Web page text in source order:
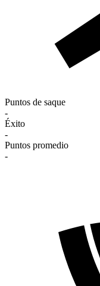
Puntos de saque
-
Éxito
-
Puntos promedio
-